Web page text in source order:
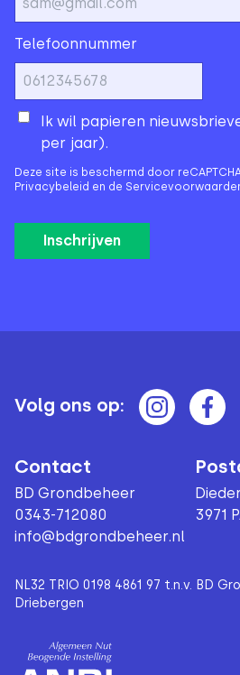
Telefoonnummer
Ik wil papieren
per jaar).
Deze site is beschermd door
Privacybeleid en de
Volg ons op:
Contact
BD Grondbeheer
0343-712080
info@bdgrondbeheer.nl
3971
NL32 TRIO 0198 4861 97 t.n.v. BD
Driebergen